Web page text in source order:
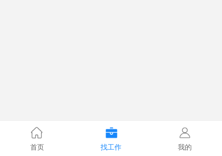
首页 找工作 我的